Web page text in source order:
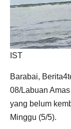
IST
Barabai,
08/Labuan
yang belum
Minggu (5/5).